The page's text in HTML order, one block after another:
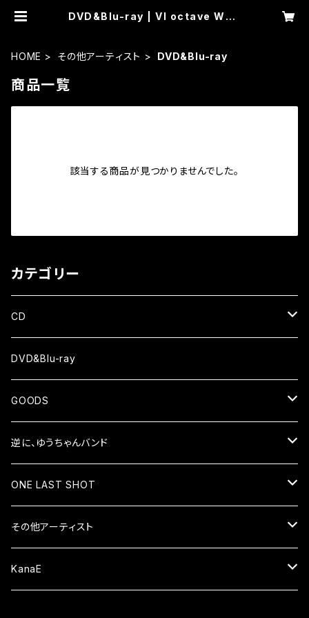
DVD&Blu-ray | VI octave WEB
HOME その他アーティスト DVD&Blu-ray
商品一覧
該当する商品が見つかりませんでした。
カテゴリー
CD
ALBUM
EP
DVD&Blu-ray
GOODS
シャツ
小物
逆に、ゆうちゃんバンド
CD
ALBUM
EP
DVD&Blu-ray
グッズ
ONE LAST SHOT
CD
ALBUM
DVD&Blu-ray
その他アーティスト
CD
KanaE